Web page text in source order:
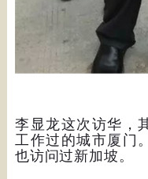
李显龙这次访华，
工作过的城市厦门
也访问过新加坡。